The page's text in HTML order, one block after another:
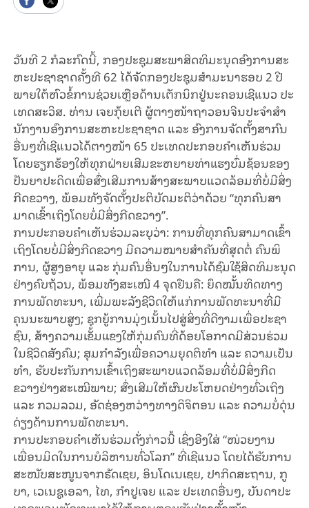
ວັນ​ທີ 2 ກໍ​ລະ​ກົດ​ນີ້, ກອງ​ປະ​ຊຸມ​ສະ​ພາ​ສິ​ດ​ທິ​ມະ​ນຸດອົງ​ການ​ສະ​
ຫະ​ປະ​ຊາ​ຊາດ​ຄັ້ງ​ທີ 62 ໄດ້​ຈັດ​ກອງ​ປະ​ຊຸມ​ສຳ​ມະ​ນາ​ຮອບ 2 ປີ​
ພາຍ​ໃຕ້​ຫົວ​ຂໍ້​ການ​ຊ່ວຍ​ເຫຼືອ​ດ້ານ​ເຕັກ​ນິກຢູ່​ນະ​ຄອນ​ເຊີ​ແນວ ປະ​
ເທດ​ສະ​ວິ​ສ. ທ່ານ ​ເຈຍກຸ້ຍ​​ເຕີ ຜູ້​ຕາງ​ໜ້າ​ຖາວອນຈີນ​ປະ​ຈຳ​ສຳ​
ນັກ​ງານ​ອົງ​ການ​ສະ​ຫະ​ປະ​ຊາ​ຊາດ ແລະ ອົງ​ການ​ຈັດ​ຕັ້ງ​ສາ​ກົນ​
ອື່ນໆ​ທີ່​ເຊີ​ແນວ​ໄດ້​ຕາງ​ໜ້າ 65 ປະ​ເທດປະ​ກອບ​ຄຳ​ເຫັນ​ຮ່ວມ​
ໂດຍຮຽກ​ຮ້ອງ​ໃຫ້​ທຸກ​ຝ່າຍ​ເສີມ​ຂະ​ຫຍາຍ​​ທ່າ​ແຮງ​ບົ່ມ​ຊ້ອນຂອງ​
ປັນ​ຍາ​ປະ​ດິດ​​ເພື່ອ​​ສົ່ງ​ເສີມ​ການ​ສ້າງ​ສະ​ພາບ​ແວດ​ລ້ອມ​ທີ່​ບໍ່​ມີ​ສິ່ງ​
ກີດ​ຂວາງ, ພ້ອມ​ທັງ​ຈັດ​ຕັ້ງ​ປະ​ຕິ​ບັດ​ມະ​ຕິ​ວ່າ​ດ້ວຍ “​ທຸກ​ຄົນ​​ສາ​
ມາດ​ເຂົ້າ​ເຖິງ​ໂດຍ​ບໍ່​ມີ​ສິ່ງ​ກີດ​ຂວາງ”.
​ການປະ​ກອບ​ຄຳ​ເຫັນ​ຮ່ວມ​ລະ​ບຸ​ວ່າ: ການ​ທີ່ທຸກ​ຄົນ​​ສາ​ມາດ​ເຂົ້າ​
ເຖິງ​ໂດຍ​ບໍ່​ມີ​ສິ່ງ​ກີດ​ຂວາງ ມີ​ຄວາມ​ໝາຍ​ສຳ​ຄັນ​ທີ່​ສຸດ​ຕໍ່ ​ຄົນ​ພິ​
ການ, ຜູ້​ສູງ​ອາ​ຍຸ ແລະ ກຸ່ມ​ຄົນ​ອື່ນໆ​ໃນ​ການ​ໄດ້​ຊົມ​ໃຊ້​ສິດ​ທິ​ມະ​ນຸດ​
ຢ່າງ​ຄົບ​ຖ້ວນ, ພ້ອມ​ທັງ​ສະ​ເໜີ 4 ​ຈຸດ​ຢືນ​ຄື: ຍຶດ​ໝັ້ນ​ທິດ​ທາງ​
ການ​ພັດ​ທະ​ນາ, ເພີ່ມ​ພະ​ລັງ​ຊີ​ວິດ​ໃຫ້​ແກ່​ການ​ພັດ​ທະ​ນາ​ທີ່​ມີ​
ຄຸນ​ນະ​ພາບ​ສູງ; ຊຸກ​ຍູ້​​ການ​ມຸ່ງ​ເນັ້ນໄປ​ສູ່​ສິ່ງ​ທີ່​ດີ​ງາມ​ເພື່ອ​ປະ​ຊາ​
ຊົນ, ສ້າງ​ຄວາມ​ເຂັ້ມ​ແຂງ​ໃຫ້​ກຸ່ມ​ຄົນ​ທີ່​ດ້ອຍ​ໂອ​ກາດ​ມີ​ສ່ວນຮ່ວມ​
ໃນ​ຊີ​ວິດ​ສັງ​ຄົມ; ສຸມ​ກຳ​ລັງ​ເພື່ອ​ຄວາມ​ຍຸດ​ຕິ​ທຳ ແລະ ຄວາມ​ເປັນ​
ທຳ, ຮັບ​ປະ​ກັ​ນ​ການ​ເຂົ້າ​ເຖິງ​ສະ​ພາບ​ແວດ​ລ້ອມ​ທີ່​ບໍ່​ມີ​ສິ່ງ​ກີດ​
ຂວາງ​ຢ່າ​ງ​ສະ​ເໝີ​ພາບ; ​ສົ່ງ​ເສີມ​ໃຫ້​ຜົນ​ປະ​ໂຫຍດ​ຢ່າງ​ທົ່ວ​ເຖິງ
ແລະ ​ກວມ​ລວມ, ອັດ​ຊ່ອງ​ຫວ່າງ​ທາງ​ດິ​ຈິ​ຕອນ ແລະ ຄວາມ​ບໍ່​​ດຸ່ນ​
ດ່ຽງ​ດ້ານ​ການ​ພັດ​ທະ​ນາ.
ການ​ປະ​ກອບ​ຄຳ​ເຫັນ​ຮ່ວມ​ດັ່ງ​ກ່າວ​ນີ້ ເຊິ່ງ​ອີງ​ໃສ່ “ໜ່ວຍ​ງານ​
ເພື່ອນ​ມິດ​ໃນການ​ບໍ​ລິ​ຫານ​ທົ່ວໂລກ” ທີ່​ເຊີ​ແນວ ​ໂດຍໄດ້​ຮັບ​ການ​
ສະ​ໜັບ​ສະ​ໜູນ​ຈາກ​ຣັດ​ເຊຍ, ອິນ​ໂດ​ເນ​ເຊຍ, ປາ​ກິດ​ສະ​ຖານ, ກູ​
ບາ, ເວ​ເນ​ຊູ​ເອ​ລາ, ໄທ, ກຳ​ປູ​ເຈຍ ແລະ ປະ​ເທດ​ອື່ນໆ, ບັນ​ດາ​ປະ​